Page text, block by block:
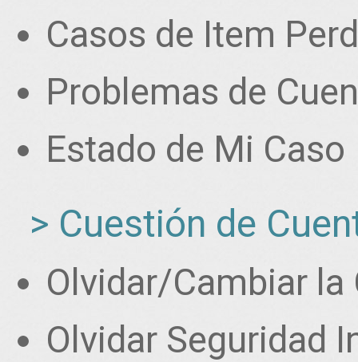
Casos de Item
Problemas de
Estado de Mi Caso
> Cuestión de
Olvidar/Cambiar la
Olvidar Seguridad